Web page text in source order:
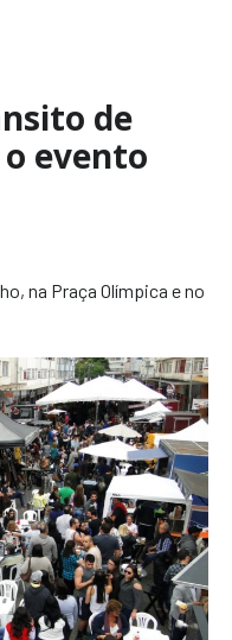
de
evento
na Praça Olímpica e no